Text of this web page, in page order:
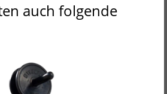
auch folgende